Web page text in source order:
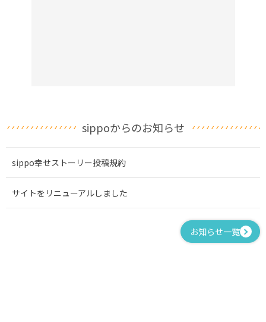
sippoからのお知らせ
sippo幸せストーリー投稿規約
サイトをリニューアルしました
お知らせ一覧